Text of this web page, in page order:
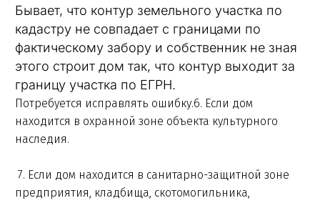
Бывает, что контур земельного участка по
кадастру не совпадает с границами по
фактическому забору и собственник не зная
этого строит дом так, что контур выходит за
границу участка по ЕГРН.
Потребуется исправлять ошибку.6. Если дом
находится в охранной зоне объекта культурного
наследия.
7. Если дом находится в санитарно-защитной зоне
предприятия, кладбища, скотомогильника,